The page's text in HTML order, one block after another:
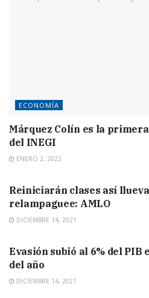
ECONOMÍA
Márquez Colín es la
del INEGI
ENERO 2, 2022
Reiniciarán clases así
relampaguee: AMLO
DICIEMBRE 14, 2021
Evasión subió al 6% del
del año
DICIEMBRE 14, 2021